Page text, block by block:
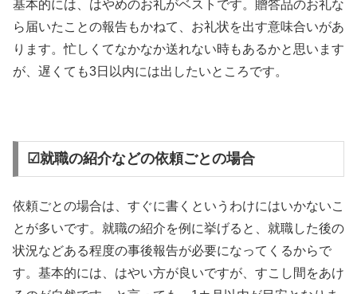
基本的には、はやめのお礼がベストです。贈答品のお礼な
ら届いたことの報告もかねて、お礼状を出す意味合いがあ
ります。忙しくてなかなか送れない時もあるかと思います
が、遅くても3日以内には出したいところです。
☑就職の紹介などの依頼ごとの場合
依頼ごとの場合は、すぐに書くというわけにはいかないこ
とが多いです。就職の紹介を例に挙げると、就職した後の
状況などある程度の事後報告が必要になってくるからで
す。基本的には、はやい方が良いですが、すこし間をあけ